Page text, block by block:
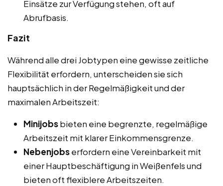
Einsätze zur Verfügung stehen, oft auf
Abrufbasis.
Fazit
Während alle drei Jobtypen eine gewisse zeitliche
Flexibilität erfordern, unterscheiden sie sich
hauptsächlich in der Regelmäßigkeit und der
maximalen Arbeitszeit:
Minijobsbieten eine begrenzte, regelmäßige
Arbeitszeit mit klarer Einkommensgrenze.
Nebenjobserfordern eine Vereinbarkeit mit
einer Hauptbeschäftigung in Weißenfels und
bieten oft flexiblere Arbeitszeiten.